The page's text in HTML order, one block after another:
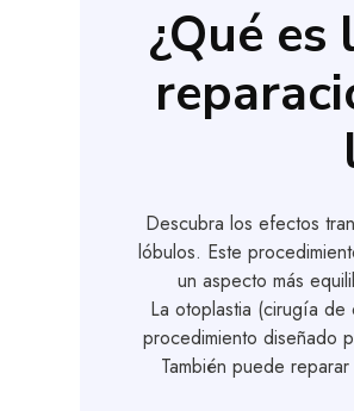
¿Qué
Descubra los efectos
lóbulos. Este
un aspecto más
La otoplastia (cirugía
procedimiento diseñado
También puede